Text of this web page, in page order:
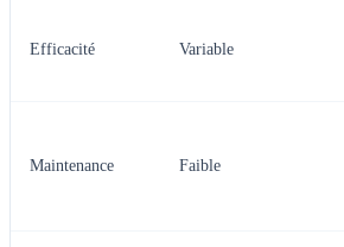
Efficacité Variable
Maintenance Faible